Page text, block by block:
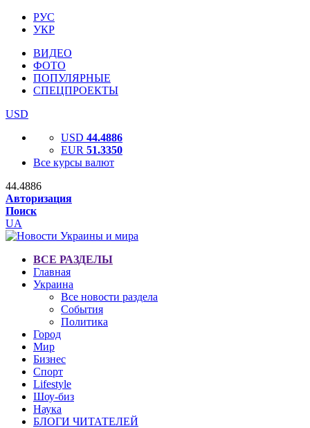
РУС
УКР
ВИДЕО
ФОТО
ПОПУЛЯРНЫЕ
СПЕЦПРОЕКТЫ
USD
USD 44.4886
EUR 51.3350
Все курсы валют
44.4886
Авторизация
Поиск
UA
ВСЕ РАЗДЕЛЫ
Главная
Украина
Все новости раздела
События
Политика
Город
Мир
Бизнес
Спорт
Lifestyle
Шоу-биз
Наука
БЛОГИ ЧИТАТЕЛЕЙ